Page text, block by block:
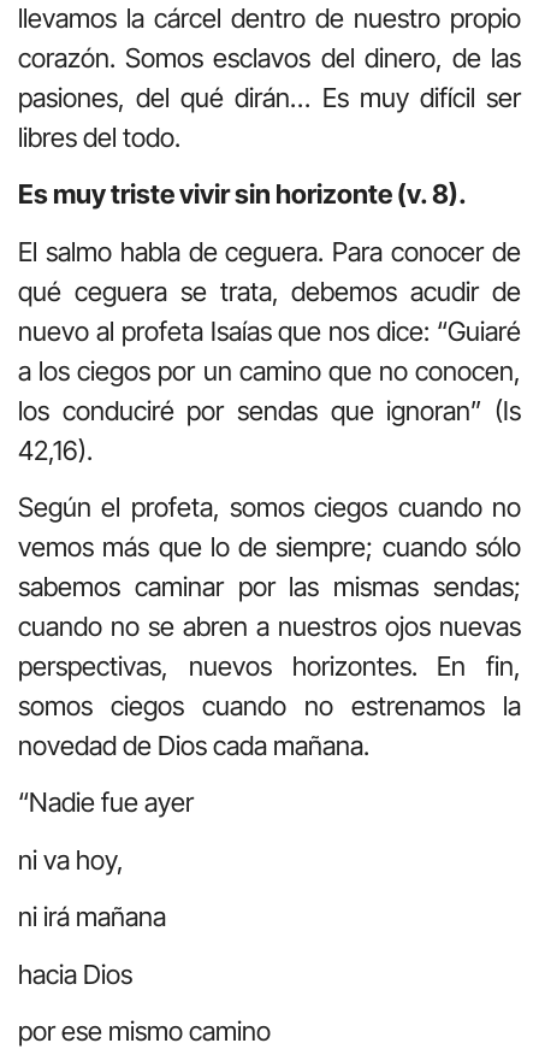
llevamos la cárcel dentro de nuestro propio
corazón. Somos esclavos del dinero, de las
pasiones, del qué dirán… Es muy difícil ser
libres del todo.
Es muy triste vivir sin horizonte (v. 8).
El salmo habla de ceguera. Para conocer de
qué ceguera se trata, debemos acudir de
nuevo al profeta Isaías que nos dice: “Guiaré
a los ciegos por un camino que no conocen,
los conduciré por sendas que ignoran” (Is
42,16).
Según el profeta, somos ciegos cuando no
vemos más que lo de siempre; cuando sólo
sabemos caminar por las mismas sendas;
cuando no se abren a nuestros ojos nuevas
perspectivas, nuevos horizontes. En fin,
somos ciegos cuando no estrenamos la
novedad de Dios cada mañana.
“Nadie fue ayer
ni va hoy,
ni irá mañana
hacia Dios
por ese mismo camino